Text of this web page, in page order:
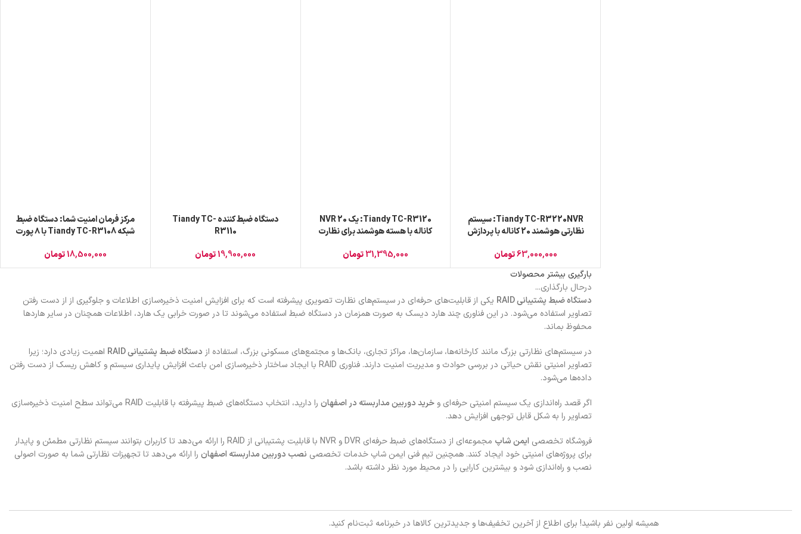
Tiandy TC-R3220NVR: سیستم
نظارتی هوشمند 20 کاناله با پردازش
63,000,000تومان
Tiandy TC-R3120: یک NVR 20
کاناله با هسته هوشمند برای نظارت
31,395,000تومان
دستگاه ضبط کننده Tiandy TC-
R3110
19,900,000تومان
مرکز فرمان امنیت شما: دستگاه ضبط
شبکه Tiandy TC-R3108 با ۸ پورت
18,500,000تومان
بارگیری بیشتر محصولات
درحال بارگذاری...
دستگاه ضبط پشتیبانی RAID
یکی از قابلیت‌های حرفه‌ای در سیستم‌های نظارت تصویری پیشرفته است که برای افزایش امنیت ذخیره‌سازی اطلاعات و جلوگیری از از دست رفتن
تصاویر استفاده می‌شود. در این فناوری چند هارد دیسک به صورت همزمان در دستگاه ضبط استفاده می‌شوند تا در صورت خرابی یک هارد، اطلاعات همچنان در سایر هاردها
محفوظ بماند.
در سیستم‌های نظارتی بزرگ مانند کارخانه‌ها، سازمان‌ها، مراکز تجاری، بانک‌ها و مجتمع‌های مسکونی بزرگ، استفاده از دستگاه ضبط پشتیبانی RAID
اهمیت زیادی دارد؛ زیرا
تصاویر امنیتی نقش حیاتی در بررسی حوادث و مدیریت امنیت دارند. فناوری RAID با ایجاد ساختار ذخیره‌سازی امن باعث افزایش پایداری سیستم و کاهش ریسک از دست رفتن
داده‌ها می‌شود.
اگر قصد راه‌اندازی یک سیستم امنیتی حرفه‌ای و خرید دوربین مداربسته در اصفهان
را دارید، انتخاب دستگاه‌های ضبط پیشرفته با قابلیت RAID می‌تواند سطح امنیت ذخیره‌سازی
تصاویر را به شکل قابل توجهی افزایش دهد.
فروشگاه تخصصی ایمن شاپ
مجموعه‌ای از دستگاه‌های ضبط حرفه‌ای DVR و NVR با قابلیت پشتیبانی از RAID را ارائه می‌دهد تا کاربران بتوانند سیستم نظارتی مطمئن و پایدار
برای پروژه‌های امنیتی خود ایجاد کنند. همچنین تیم فنی ایمن شاپ خدمات تخصصی نصب دوربین مداربسته اصفهان را ارائه می‌دهد تا تجهیزات نظارتی شما به صورت اصولی
نصب و راه‌اندازی شود و بیشترین کارایی را در محیط مورد نظر داشته باشد.
همیشه اولین نفر باشید! برای اطلاع از آخرین تخفیف‌ها و جدیدترین کالاها در خبرنامه ثبت‌نام کنید.